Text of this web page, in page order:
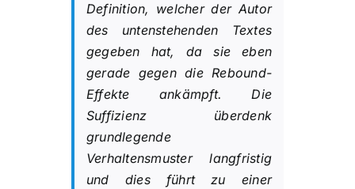
Definition, welcher der Autor
des untenstehenden Textes
gegeben hat, da sie eben
gerade gegen die Rebound-
Effekte ankämpft. Die
Suffizienz überdenk
grundlegende
Verhaltensmuster langfristig
und dies führt zu einer